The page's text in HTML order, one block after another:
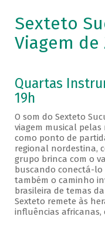
Sexteto
Viagem de
Quartas
19h
O som do Sexteto
viagem musical
como ponto de
regional nordestina,
grupo brinca com o
buscando conectá-
também o caminho
brasileira de temas
Sexteto remete às
influências africanas,